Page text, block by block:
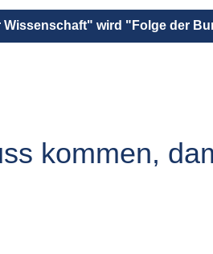
wird "Folge der
kommen,